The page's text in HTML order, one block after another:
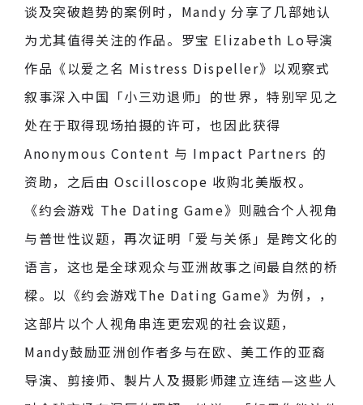
谈及突破趋势的案例时，Mandy 分享了几部她认
为尤其值得关注的作品。罗宝 Elizabeth Lo导演
作品《以爱之名 Mistress Dispeller》以观察式
叙事深入中国「小三劝退师」的世界，特别罕见之
处在于取得现场拍摄的许可，也因此获得
Anonymous Content 与 Impact Partners 的
资助，之后由 Oscilloscope 收购北美版权。
《约会游戏 The Dating Game》则融合个人视角
与普世性议题，再次证明「爱与关係」是跨文化的
语言，这也是全球观众与亚洲故事之间最自然的桥
樑。以《约会游戏The Dating Game》为例，，
这部片以个人视角串连更宏观的社会议题，
Mandy鼓励亚洲创作者多与在欧、美工作的亚裔
导演、剪接师、製片人及摄影师建立连结—这些人